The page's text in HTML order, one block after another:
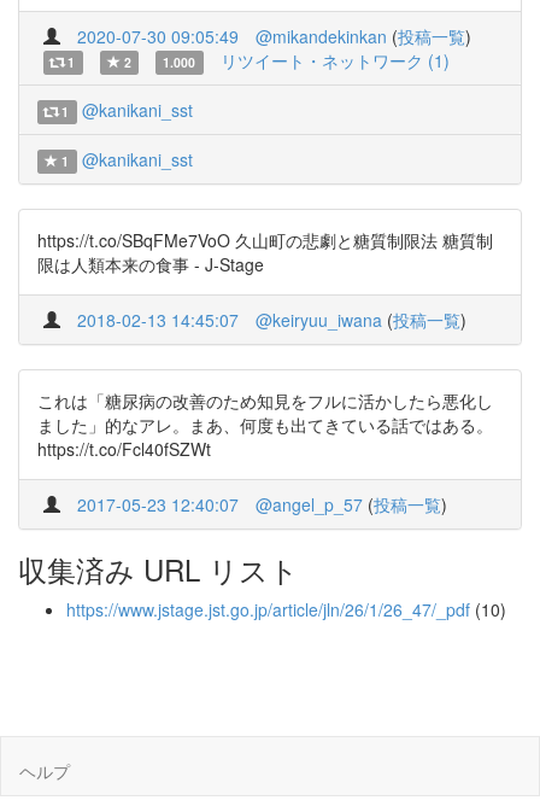
2020-07-30 09:05:49 @mikandekinkan (投稿一覧)
1 2 1.000 リツイート・ネットワーク (1)
1 @kanikani_sst
1 @kanikani_sst
https://t.co/SBqFMe7VoO 久山町の悲劇と糖質制限法 糖質制
限は人類本来の食事 - J-Stage
2018-02-13 14:45:07 @keiryuu_iwana (投稿一覧)
これは「糖尿病の改善のため知見をフルに活かしたら悪化し
ました」的なアレ。まあ、何度も出てきている話ではある。
https://t.co/Fcl40fSZWt
2017-05-23 12:40:07 @angel_p_57 (投稿一覧)
収集済み URL リスト
https://www.jstage.jst.go.jp/article/jln/26/1/26_47/_pdf (10)
ヘルプ